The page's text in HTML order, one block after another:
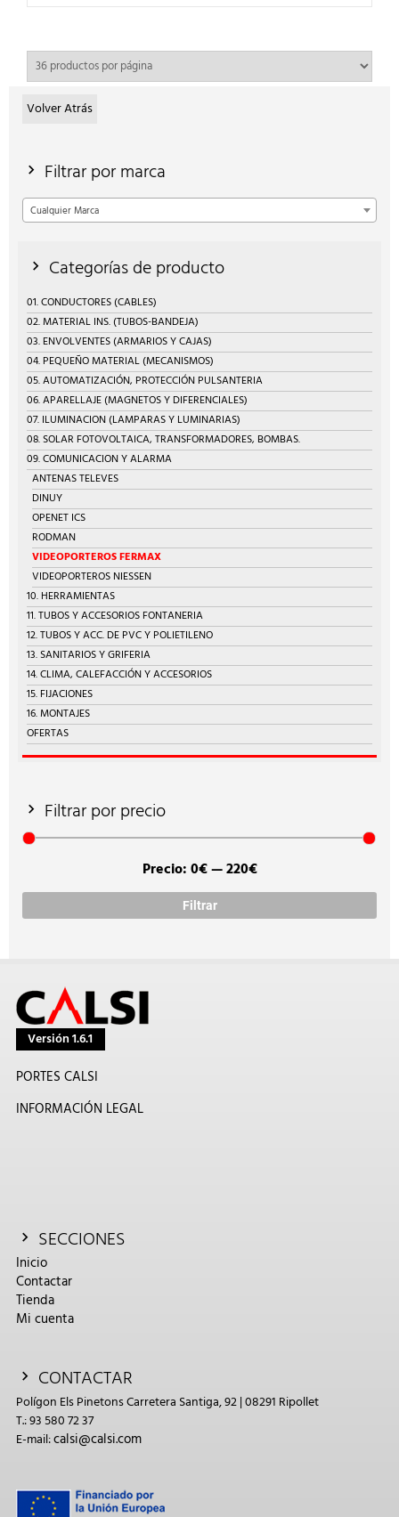
Volver Atrás
Filtrar por marca
Cualquier Marca
Categorías de producto
01. CONDUCTORES (CABLES)
02. MATERIAL INS. (TUBOS-BANDEJA)
03. ENVOLVENTES (ARMARIOS Y CAJAS)
04. PEQUEÑO MATERIAL (MECANISMOS)
05. AUTOMATIZACIÓN, PROTECCIÓN PULSANTERIA
06. APARELLAJE (MAGNETOS Y DIFERENCIALES)
07. ILUMINACION (LAMPARAS Y LUMINARIAS)
08. SOLAR FOTOVOLTAICA, TRANSFORMADORES, BOMBAS.
09. COMUNICACION Y ALARMA
ANTENAS TELEVES
DINUY
OPENET ICS
RODMAN
VIDEOPORTEROS FERMAX
VIDEOPORTEROS NIESSEN
10. HERRAMIENTAS
11. TUBOS Y ACCESORIOS FONTANERIA
12. TUBOS Y ACC. DE PVC Y POLIETILENO
13. SANITARIOS Y GRIFERIA
14. CLIMA, CALEFACCIÓN Y ACCESORIOS
15. FIJACIONES
16. MONTAJES
OFERTAS
Filtrar por precio
Filtrar
Precio:0€—220€
Versión 1.6.1
PORTES CALSI
INFORMACIÓN LEGAL
SECCIONES
Inicio
Contactar
Tienda
Mi cuenta
CONTACTAR
Polígon Els Pinetons Carretera Santiga, 92 | 08291 Ripollet
T.: 93 580 72 37
E-mail:calsi@calsi.com